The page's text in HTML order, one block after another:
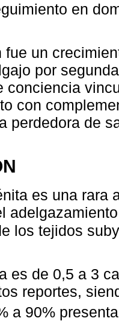
en
fue un
por
conciencia
con
perdedora de
es una rara
los tejidos
es de 0,5 a 3
reportes,
a 90%